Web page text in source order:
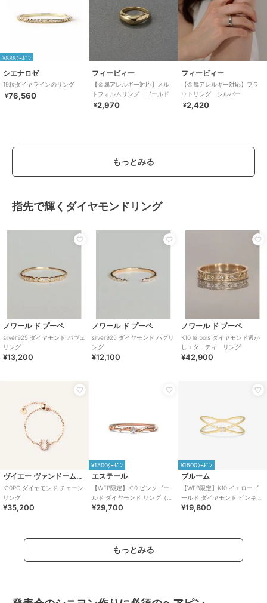
¥888ｸｰﾎﾟﾝ
シエナロゼ
19粒ダイヤラインのリング
¥76,560
フィービィー
【金属アレルギー対応】メル
トフォルムリング ゴールド
¥2,970
フィービィー
【金属アレルギー対応】フラ
ットリング シルバー
¥2,420
もっとみる
指先で輝くダイヤモンドリング
ノワール ド プーペ
silver925 ダイヤモンド パヴェ
リング
¥13,200
ノワール ド プーペ
silver925 ダイヤモンド ハグリ
ング
¥12,100
ノワール ド プーペ
K10 le bois ダイヤモンド透か
しエタニティ リング
¥42,900
ヴイエー ヴァンドーム青山
K10PG ダイヤモンド チェーン
リング
¥35,200
¥1500ｸｰﾎﾟﾝ
エステール
【WEB限定】K10 ピンクゴー
ルド ダイヤモンド リング（指
輪）
¥29,700
¥1500ｸｰﾎﾟﾝ
ブルーム
【WEB限定】K10 イエローゴ
ールド ダイヤモンド ピンキー
リング（指輪）
¥19,800
もっとみる